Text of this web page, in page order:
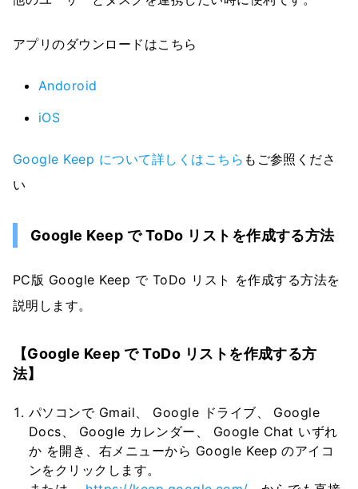
アプリのダウンロードはこちら
Andoroid
iOS
Google Keep について詳しくはこちら もご参照くださ
い
Google Keep で ToDo リストを作成する方法
PC版 Google Keep で ToDo リスト を作成する方法を
説明します。
【Google Keep で ToDo リストを作成する方
法】
パソコンで Gmail、 Google ドライブ、 Google
Docs、 Google カレンダー、 Google Chat いずれ
か を開き、右メニューから Google Keep のアイコ
ンをクリックします。